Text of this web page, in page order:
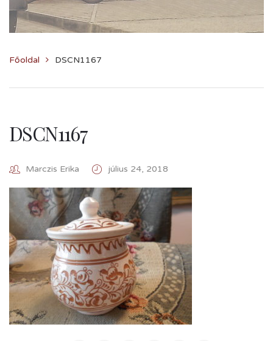
Főoldal DSCN1167
DSCN1167
Marczis Erika július 24, 2018